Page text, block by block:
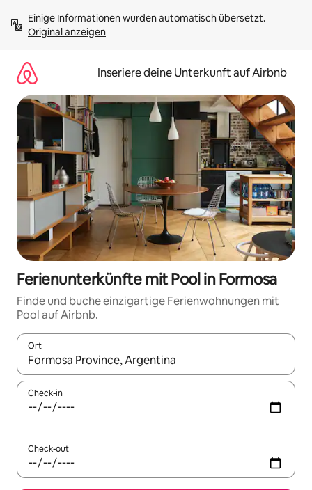
Inhalten
springenOriginal anzeigen
Inseriere deine Unterkunft auf Airbnb
Ferienunterkünfte mit Pool in Formosa
Finde und buche einzigartige Ferienwohnungen mit
Pool auf Airbnb.
Ort
Wenn Ergebnisse verfügbar sind, navigiere mit den
Check-in
Check-out